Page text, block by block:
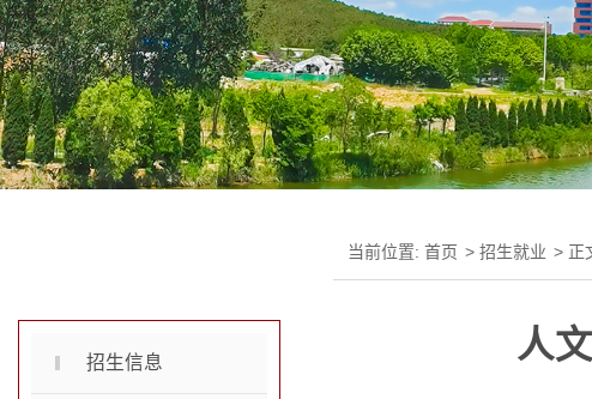
招生信息
当前位置: 首页 > 招生就业 > 正
人